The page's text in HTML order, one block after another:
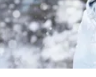
Jedzenie